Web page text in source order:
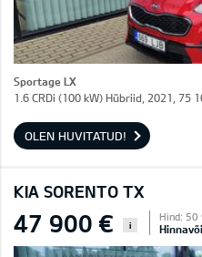
Sportage LX
1.6 CRDi (100 kW) Hübriid, 2021,
OLEN HUVITATUD!
KIA SORENTO TX
47 900 € i
Hind: 50